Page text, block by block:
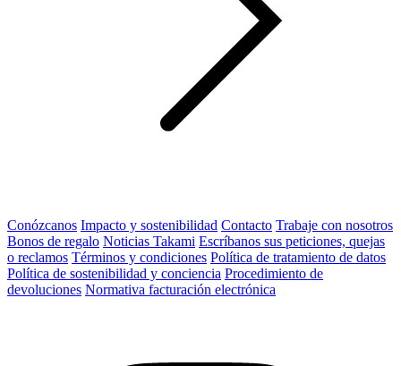
Conózcanos Impacto y sostenibilidad Contacto Trabaje con nosotros
Bonos de regalo Noticias Takami Escríbanos sus peticiones, quejas
o reclamos Términos y condiciones Política de tratamiento de datos
Política de sostenibilidad y conciencia Procedimiento de
devoluciones Normativa facturación electrónica